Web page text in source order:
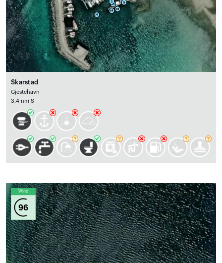
Skarstad
Gjestehavn
3.4 nm S
Wind
96